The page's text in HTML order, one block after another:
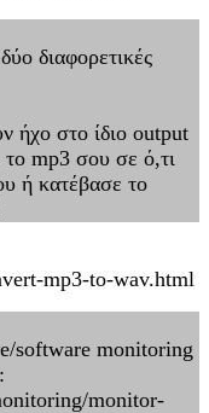
διαφορετικές
ήχο στο ίδιο output
το mp3 σου σε ό,τι
ή κατέβασε το
mp3-to-wav.html
software monitoring
monitor-